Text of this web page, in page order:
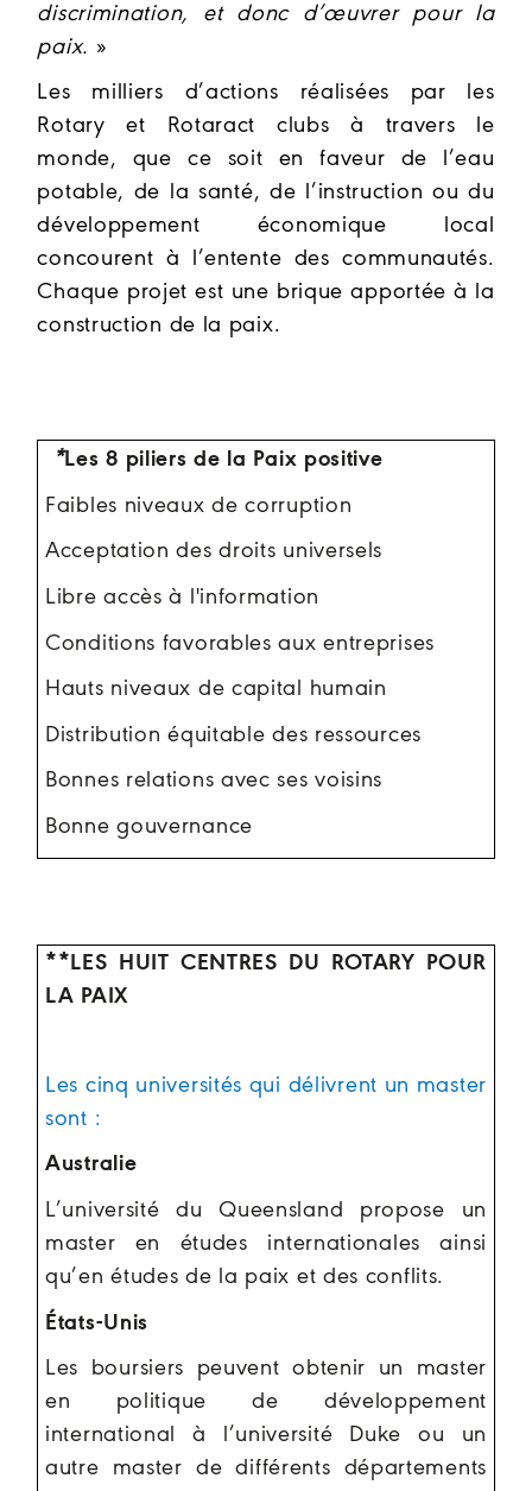
discrimination, et donc d’œuvrer pour la
paix. »
Les milliers d’actions réalisées par les
Rotary et Rotaract clubs à travers le
monde, que ce soit en faveur de l’eau
potable, de la santé, de l’instruction ou du
développement économique local
concourent à l’entente des communautés.
Chaque projet est une brique apportée à la
construction de la paix.
*Les 8 piliers de la Paix positive
Faibles niveaux de corruption
Acceptation des droits universels
Libre accès à l'information
Conditions favorables aux entreprises
Hauts niveaux de capital humain
Distribution équitable des ressources
Bonnes relations avec ses voisins
Bonne gouvernance
**LES HUIT CENTRES DU ROTARY POUR
LA PAIX
Les cinq universités qui délivrent un master
sont :
Australie
L’université du Queensland propose un
master en études internationales ainsi
qu’en études de la paix et des conflits.
États-Unis
Les boursiers peuvent obtenir un master
en politique de développement
international à l’université Duke ou un
autre master de différents départements